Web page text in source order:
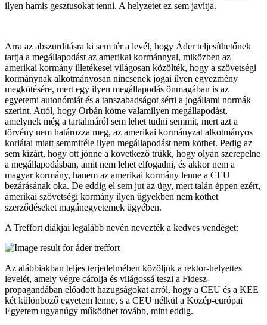
ilyen hamis gesztusokat tenni. A helyzetet ez sem javítja.
Arra az abszurditásra ki sem tér a levél, hogy Áder teljesíthetőnek
tartja a megállapodást az amerikai kormánnyal, miközben az
amerikai kormány illetékesei világosan közölték, hogy a szövetségi
kormánynak alkotmányosan nincsenek jogai ilyen egyezmény
megkötésére, mert egy ilyen megállapodás önmagában is az
egyetemi autonómiát és a tanszabadságot sérti a jogállami normák
szerint. Attól, hogy Orbán kötne valamilyen megállapodást,
amelynek még a tartalmáról sem lehet tudni semmit, mert azt a
törvény nem határozza meg, az amerikai kormányzat alkotmányos
korlátai miatt semmiféle ilyen megállapodást nem köthet. Pedig az
sem kizárt, hogy ott jönne a következő trükk, hogy olyan szerepelne
a megállapodásban, amit nem lehet elfogadni, és akkor nem a
magyar kormány, hanem az amerikai kormány lenne a CEU
bezárásának oka. De eddig el sem jut az ügy, mert talán éppen ezért,
amerikai szövetségi kormány ilyen ügyekben nem köthet
szerződéseket magánegyetemek ügyében.
A Treffort diákjai legalább nevén nevezték a kedves vendéget:
Az alábbiakban teljes terjedelmében közöljük a rektor-helyettes
levelét, amely végre cáfolja és világossá teszi a Fidesz-
propagandában előadott hazugságokat arról, hogy a CEU és a KEE
két különböző egyetem lenne, s a CEU nélkül a Közép-európai
Egyetem ugyanúgy működhet tovább, mint eddig.